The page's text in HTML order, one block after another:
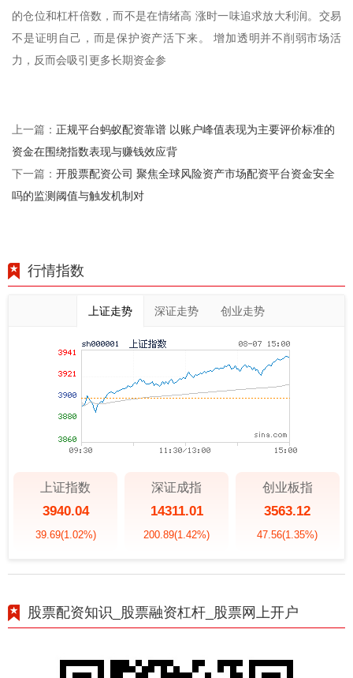
的仓位和杠杆倍数，而不是在情绪高 涨时一味追求放大利润。交易
不是证明自己，而是保护资产活下来。 增加透明并不削弱市场活
力，反而会吸引更多长期资金参
上一篇： 正规平台蚂蚁配资靠谱 以账户峰值表现为主要评价标准的
资金在围绕指数表现与赚钱效应背
下一篇： 开股票配资公司 聚焦全球风险资产市场配资平台资金安全
吗的监测阈值与触发机制对
行情指数
上证走势 深证走势 创业走势
上证指数
3940.04
39.69(1.02%)
深证成指
14311.01
200.89(1.42%)
创业板指
3563.12
47.56(1.35%)
股票配资知识_股票融资杠杆_股票网上开户